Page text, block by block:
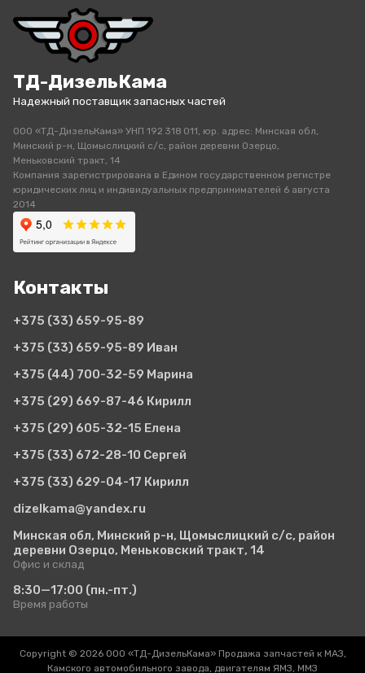
ТД-ДизельКама
Надежный поставщик запасных частей
ООО «ТД-ДизельКама» УНП 192 318 011, юр. адрес: Минская обл,
Минский р-н, Щомыслицкий с/с, район деревни Озерцо,
Меньковский тракт, 14
Компания зарегистрирована в Едином государственном регистре
юридических лиц и индивидуальных предпринимателей 6 августа
2014
Контакты
+375 (33) 659-95-89
+375 (33) 659-95-89 Иван
+375 (44) 700-32-59 Марина
+375 (29) 669-87-46 Кирилл
+375 (29) 605-32-15 Елена
+375 (33) 672-28-10 Сергей
+375 (33) 629-04-17 Кирилл
dizelkama@yandex.ru
Минская обл, Минский р-н, Щомыслицкий с/с, район
деревни Озерцо, Меньковский тракт, 14
Офис и склад
8:30—17:00 (пн.-пт.)
Время работы
Copyright © 2026 ООО «ТД-ДизельКама» Продажа запчастей к МАЗ,
Камского автомобильного завода, двигателям ЯМЗ, ММЗ